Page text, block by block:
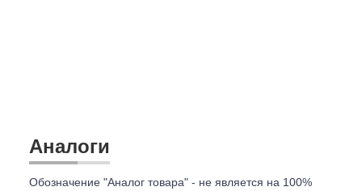
Аналоги
Обозначение "Аналог товара" - не является на 100%